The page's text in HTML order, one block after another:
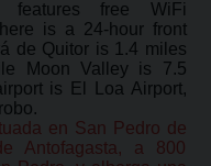
features free WiFi
is a 24-hour front
de Quitor is 1.4 miles
Moon Valley is 7.5
is El Loa Airport,
en San Pedro de
Antofagasta, a 800